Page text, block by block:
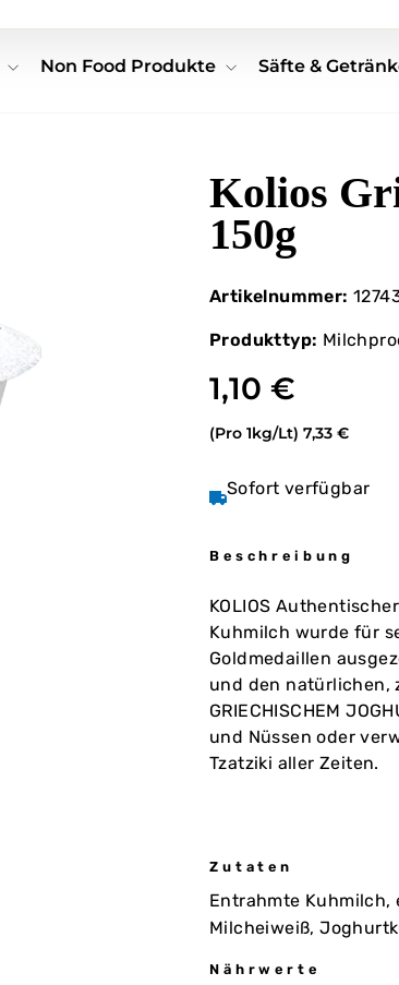
Non Food Produkte Säfte &
Kolios
150g
Artikelnummer:
Produkttyp:
1,10 €
(Pro 1kg/Lt) 7,33 €
Sofort verfügbar
Beschreibung
KOLIOS Authentischer
Kuhmilch wurde für
Goldmedaillen
und den natürlichen,
GRIECHISCHEM
und Nüssen oder
Tzatziki aller Zeiten.
Zutaten
Entrahmte Kuhmilch,
Milcheiweiß,
Nährwerte